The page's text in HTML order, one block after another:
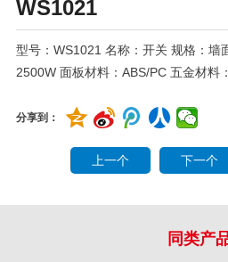
WS1021
型号：WS1021 名称：开关 规格：墙
2500W 面板材料：ABS/PC 五金材料
分享到：
上一个 下一个
同类产